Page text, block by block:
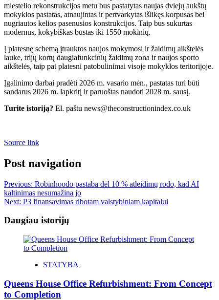
miestelio rekonstrukcijos metu bus pastatytas naujas dviejų aukštų
mokyklos pastatas, atnaujintas ir pertvarkytas išlikęs korpusas bei
nugriautos kelios pasenusios konstrukcijos. Taip bus sukurtas
modernus, kokybiškas būstas iki 1550 mokinių.
Į platesnę schemą įtrauktos naujos mokymosi ir žaidimų aikštelės
lauke, trijų kortų daugiafunkcinių žaidimų zona ir naujos sporto
aikštelės, taip pat platesni patobulinimai visoje mokyklos teritorijoje.
Įgalinimo darbai pradėti 2026 m. vasario mėn., pastatas turi būti
sandarus 2026 m. lapkritį ir paruoštas naudoti 2028 m. sausį.
Turite istoriją? El. paštu news@theconstructionindex.co.uk
Source link
Post navigation
Previous: Robinhoodo pastaba dėl 10 % atleidimų rodo, kad AI
kaltinimas nesumažina jo
Next: P3 finansavimas ribotam valstybiniam kapitalui
Daugiau istorijų
STATYBA
Queens House Office Refurbishment: From Concept
to Completion